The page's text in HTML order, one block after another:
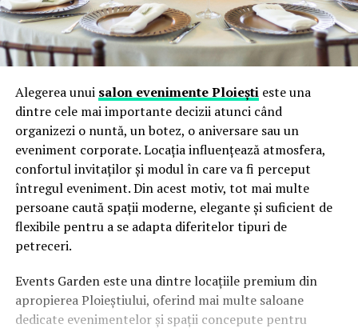
Alegerea unui salon evenimente Ploieștieste una
dintre cele mai importante decizii atunci când
organizezi o nuntă, un botez, o aniversare sau un
eveniment corporate. Locația influențează atmosfera,
confortul invitaților și modul în care va fi perceput
întregul eveniment. Din acest motiv, tot mai multe
persoane caută spații moderne, elegante și suficient de
flexibile pentru a se adapta diferitelor tipuri de
petreceri.
Events Garden este una dintre locațiile premium din
apropierea Ploieștiului, oferind mai multe saloane
dedicate evenimentelor și spații concepute pentru